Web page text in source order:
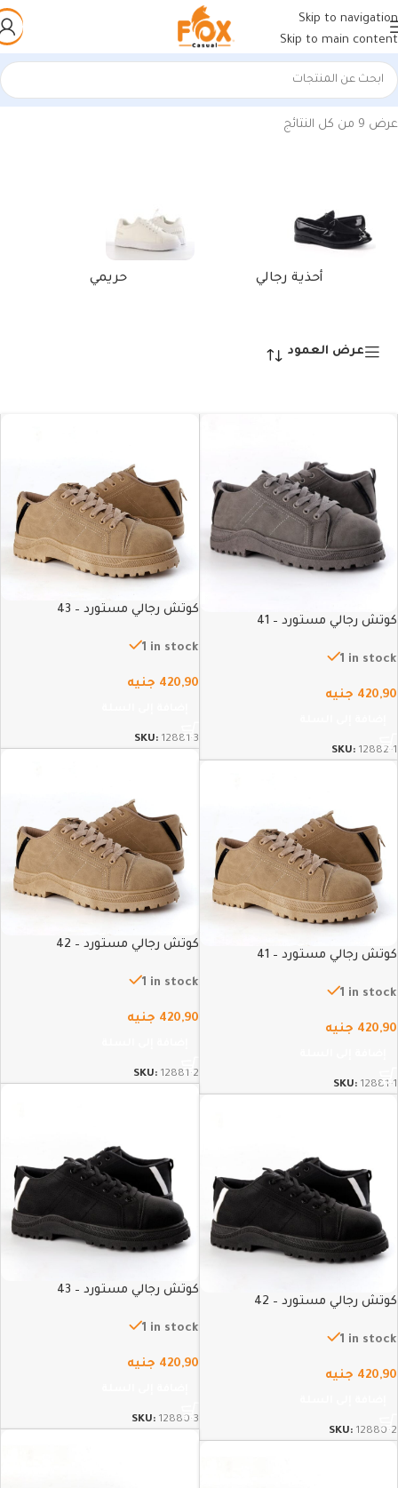
Skip to navigation
Skip to main content
الرئيسية/منتجات تحت الوسم “كوتش رجالي مستورد”
عرض ⁦9⁩ من كل النتائج
أحذية رجالي حريمي
عرض العمود
كوتش رجالي مستورد – 41
1 in stock
420,90 جنيه
SKU: 12882-1
كوتش رجالي مستورد – 43
1 in stock
420,90 جنيه
SKU: 12881-3
كوتش رجالي مستورد – 42
1 in stock
420,90 جنيه
SKU: 12881-2
كوتش رجالي مستورد – 41
1 in stock
420,90 جنيه
SKU: 12881-1
كوتش رجالي مستورد – 43
1 in stock
420,90 جنيه
SKU: 12880-3
كوتش رجالي مستورد – 42
1 in stock
420,90 جنيه
SKU: 12880-2